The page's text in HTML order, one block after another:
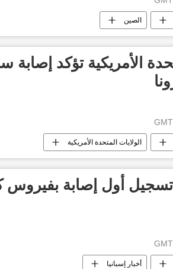
الصين
الأمريكية تؤكد إصابة
الولايات المتحدة الأمريكية
تسجيل أول إصابة بفيروس
أخبار إسبانيا